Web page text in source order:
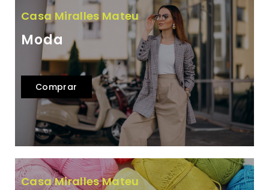
Casa Miralles Mateu
Moda
Comprar
Casa Miralles Mateu